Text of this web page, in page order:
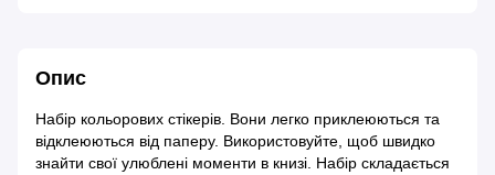
Опис
Набір кольорових стікерів. Вони легко приклеюються та
відклеюються від паперу. Використовуйте, щоб швидко
знайти свої улюблені моменти в книзі. Набір складається